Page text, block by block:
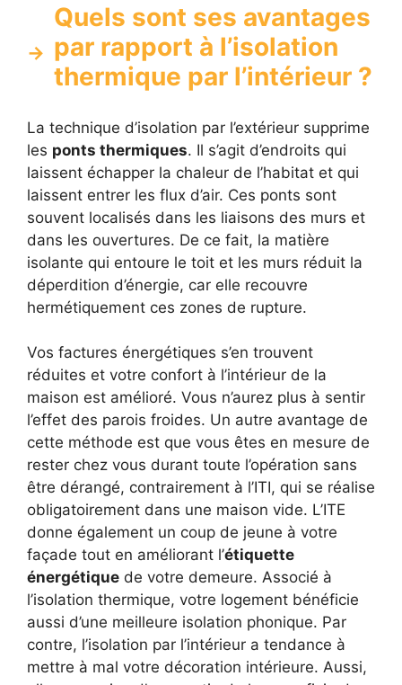
Quels sont ses avantages
par rapport à l’isolation
thermique par l’intérieur ?
La technique d’isolation par l’extérieur supprime
les ponts thermiques. Il s’agit d’endroits qui
laissent échapper la chaleur de l’habitat et qui
laissent entrer les flux d’air. Ces ponts sont
souvent localisés dans les liaisons des murs et
dans les ouvertures. De ce fait, la matière
isolante qui entoure le toit et les murs réduit la
déperdition d’énergie, car elle recouvre
hermétiquement ces zones de rupture.
Vos factures énergétiques s’en trouvent
réduites et votre confort à l’intérieur de la
maison est amélioré. Vous n’aurez plus à sentir
l’effet des parois froides. Un autre avantage de
cette méthode est que vous êtes en mesure de
rester chez vous durant toute l’opération sans
être dérangé, contrairement à l’ITI, qui se réalise
obligatoirement dans une maison vide. L’ITE
donne également un coup de jeune à votre
façade tout en améliorant l’étiquette
énergétique de votre demeure. Associé à
l’isolation thermique, votre logement bénéficie
aussi d’une meilleure isolation phonique. Par
contre, l’isolation par l’intérieur a tendance à
mettre à mal votre décoration intérieure. Aussi,